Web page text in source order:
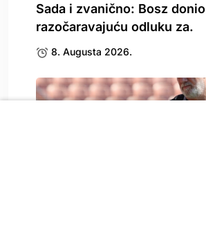
Sada i zvanično: Bosz donio
razočaravajuću odluku za.
8. Augusta 2026.